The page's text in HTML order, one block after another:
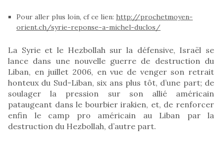
Pour aller plus loin, cf ce lien: http://prochetmoyen-
orient.ch/syrie-reponse-a-michel-duclos/
La Syrie et le Hezbollah sur la défensive, Israël se
lance dans une nouvelle guerre de destruction du
Liban, en juillet 2006, en vue de venger son retrait
honteux du Sud-Liban, six ans plus tôt, d’une part; de
soulager la pression sur son allié américain
pataugeant dans le bourbier irakien, et, de renforcer
enfin le camp pro américain au Liban par la
destruction du Hezbollah, d’autre part.